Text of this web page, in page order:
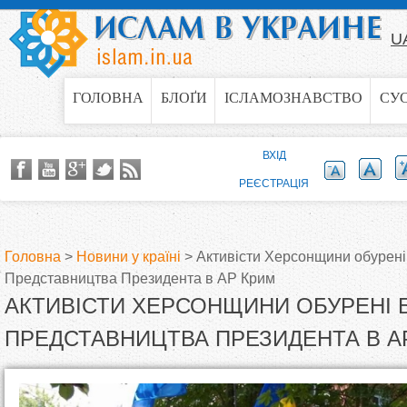
Jump to navigation
ГОЛОВНА БЛОҐИ ІСЛАМОЗНАВСТВО
В
и
є
Головна > Новини у країні > Активісти Херсонщини обурені
Представництва Президента в АР Крим
АКТИВІСТИ ХЕРСОНЩИНИ ОБУРЕНІ
ПРЕДСТАВНИЦТВА ПРЕЗИДЕНТА В
ВХІД
РЕЄСТРАЦІЯ